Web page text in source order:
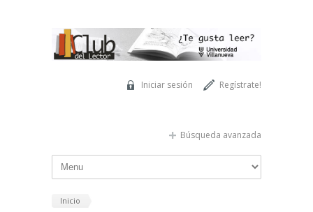
Regístrate!
Iniciar sesión
Búsqueda avanzada
Inicio